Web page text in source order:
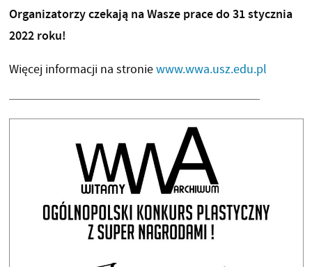
Organizatorzy czekają na Wasze prace do 31 stycznia
2022 roku!
Więcej informacji na stroniewww.wwa.usz.edu.pl